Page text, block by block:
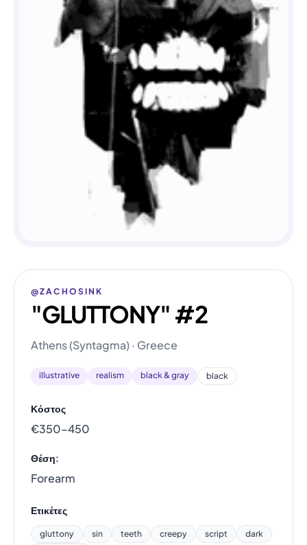
@ZACHOSINK
"GLUTTONY" #2
Athens (Syntagma) · Greece
illustrative realism black & gray black
Κόστος
€350–450
Θέση:
Forearm
Ετικέτες
gluttony sin teeth creepy script
dark